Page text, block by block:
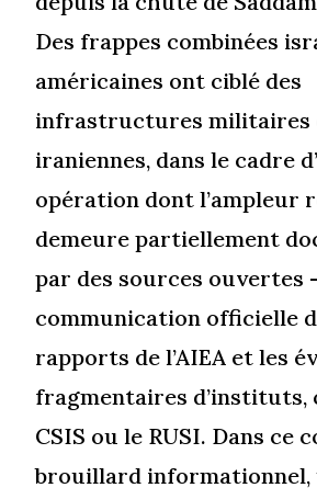
Des frappes combinées
américaines ont ciblé des
infrastructures militaires
iraniennes, dans le cadre
opération dont l’ampleur
demeure partiellement
par des sources ouvertes
communication officielle
rapports de l’AIEA et les
fragmentaires d’instituts,
CSIS ou le RUSI. Dans ce
brouillard informationnel,